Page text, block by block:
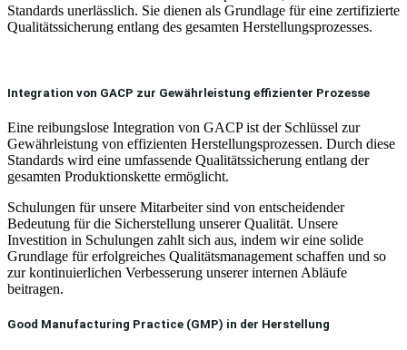
Standards unerlässlich. Sie dienen als Grundlage für eine zertifizierte
Qualitätssicherung entlang des gesamten Herstellungsprozesses.
Integration von GACP zur Gewährleistung effizienter Prozesse
Eine reibungslose Integration von GACP ist der Schlüssel zur
Gewährleistung von effizienten Herstellungsprozessen. Durch diese
Standards wird eine umfassende Qualitätssicherung entlang der
gesamten Produktionskette ermöglicht.
Schulungen für unsere Mitarbeiter sind von entscheidender
Bedeutung für die Sicherstellung unserer Qualität. Unsere
Investition in Schulungen zahlt sich aus, indem wir eine solide
Grundlage für erfolgreiches Qualitätsmanagement schaffen und so
zur kontinuierlichen Verbesserung unserer internen Abläufe
beitragen.
Good Manufacturing Practice (GMP) in der Herstellung